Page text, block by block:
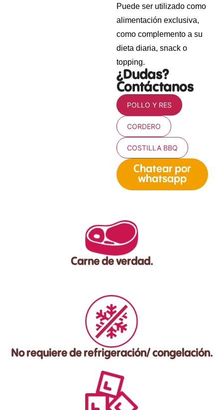
Puede ser utilizado como
alimentación exclusiva,
como complemento a su
dieta diaria, snack o
topping.
¿Dudas?
Contáctanos
POLLO Y RES
CORDERO
COSTILLA BBQ
Chatear por
whatsapp
Carne de verdad.
No requiere de refrigeración/ congelación.